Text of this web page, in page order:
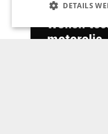
WONEN &
Wonen
motorolie
DETAILS